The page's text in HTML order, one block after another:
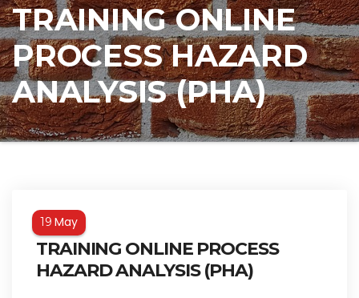
TRAINING ONLINE
PROCESS HAZARD
ANALYSIS (PHA)
19May
TRAINING ONLINE PROCESS
HAZARD ANALYSIS (PHA)